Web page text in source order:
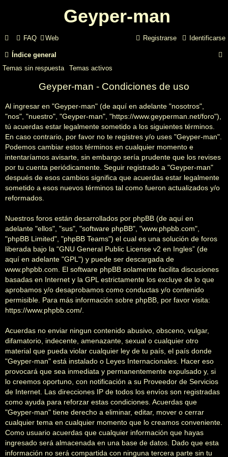
Geyper-man
FAQ Web Identificarse
Registrarse
Índice general
Temas sin respuesta Temas activos
Geyper-man - Condiciones de uso
Al ingresar en "Geyper-man" (de aquí en adelante "nosotros",
"nos", "nuestro", "Geyper-man", "https://www.geyperman.net/foro"),
tú acuerdas estar legalmente sometido a los siguientes términos.
En caso contrario, por favor no te registres y/o uses "Geyper-man".
Podemos cambiar estos términos en cualquier momento e
intentaríamos avisarte, sin embargo sería prudente que los revises
por tu cuenta periódicamente. Seguir registrado a "Geyper-man"
después de esos cambios significa que acuerdas estar legalmente
sometido a esos nuevos términos tal como fueron actualizados y/o
reformados.
Nuestros foros están desarrollados por phpBB (de aquí en
adelante "ellos", "sus", "software phpBB", "www.phpbb.com",
"phpBB Limited", "phpBB Teams") el cual es una solución de foros
liberada bajo la “GNU General Public License v2 en Ingles” (de
aquí en adelante "GPL") y puede ser descargada de
www.phpbb.com . El software phpBB solamente facilita discusiones
basadas en Internet y la GPL estrictamente los excluye de lo que
aprobamos y/o desaprobamos como conductas y/o contenido
permisible. Para más información sobre phpBB, por favor visita:
https://www.phpbb.com/
Acuerdas no enviar ningun contenido abusivo, obsceno, vulgar,
difamatorio, indecente, amenazante, sexual o cualquier otro
material que pueda violar cualquier ley de tu país, el país donde
"Geyper-man" está instalado o Leyes Internacionales. Hacer eso
provocará que sea inmediata y permanentemente expulsado y, si
lo creemos oportuno, con notificación a su Proveedor de Servicios
de Internet. Las direcciones IP de todos los envíos son registradas
como ayuda para reforzar estas condiciones. Acuerdas que
"Geyper-man" tiene derecho a eliminar, editar, mover o cerrar
cualquier tema en cualquier momento que lo creamos conveniente.
Como usuario acuerdas que cualquier información que hayas
ingresado será almacenada en una base de datos. Dado que esta
información no será compartida con ninguna tercera parte sin tu